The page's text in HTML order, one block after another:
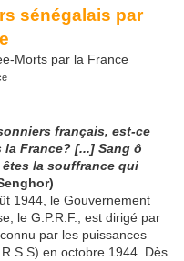
sénégalais par
français, est-ce
France? [...] Sang ô
la souffrance qui
le Gouvernement
le G.P.R.F., est dirigé par
par les puissances
en octobre 1944. Dès